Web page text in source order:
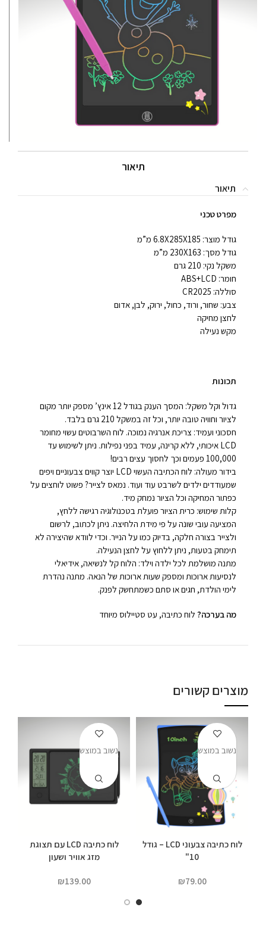
תיאור
תיאור
מפרט טכני
גודל מוצר: 6.8X285X185 מ”מ
גודל מסך: 230X163 מ”מ
משקל נקי: 210 גרם
חומר: ABS+LCD
סוללה: CR2025
צבע: שחור, ורוד, כחול, ירוק, לבן, אדום
לחצן מחיקה
מקש נעילה
תכונות
גדול וקל משקל: המסך הענק בגודל 12 אינץ’ מספק יותר מקום
לציור וחוויה טובה יותר, וכל זה במשקל 210 גרם בלבד.
חסכוני ועמיד: צריכת אנרגיה נמוכה. לוח השרבוטים עשוי מחומר
LCD איכותי, ללא קרינה, עמיד בפני נפילות. ניתן לשימוש עד
100,000 פעמים וכך לחסוך עצים רבים!
בידור מעולה: לוח הכתיבה העשוי LCD יוצר קווים צבעוניים ויפים
שמעודדים ילדים לשרבט עוד ועוד. נמאס לצייר? פשוט לוחצים על
כפתור המחיקה וכל הציור נמחק מיד.
קלות שימוש: כרית הציור פועלת בטכנולוגיה רגישה ללחץ,
המציעה עובי שונה על פי מידת הלחיצה. ניתן לכתוב, לרשום
ולצייר בצורה חלקה, בדיוק כמו על הנייר. וכדי לוודא שהיצירה לא
תימחק בטעות, ניתן ללחוץ על לחצן הנעילה.
מתנה מושלמת לכל ילדה וילד: הלוח קל לנשיאה, אידיאלי
לנסיעות ארוכות ומספק שעות ארוכות של הנאה. מתנה נהדרת
לימי הולדת, חגים או סתם כשמתחשק לפנק.
מה בערכה? לוח כתיבה, עט סטיילוס מיוחד
מוצרים קשורים
לוח כתיבה צבעוני LCD – גודל
10"
₪79.00
לוח כתיבה LCD עם תצוגת
מזג אוויר ושעון
₪139.00
נשוב במוצש נשוב במוצש